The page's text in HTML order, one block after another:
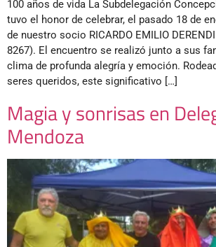
100 años de vida La Subdelegación
tuvo el honor de celebrar, el pasado 18 de
de nuestro socio RICARDO EMILIO
8267). El encuentro se realizó junto a sus
clima de profunda alegría y emoción.
seres queridos, este significativo […]
Magia y sonrisas en
Mendoza